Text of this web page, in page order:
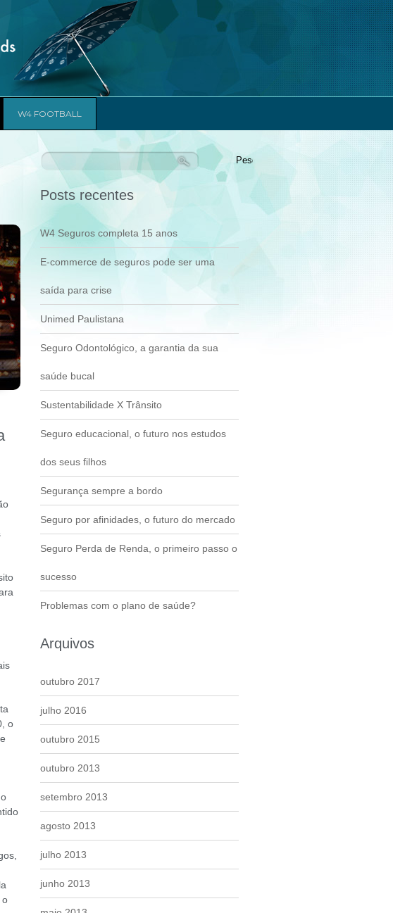
W4 FOOTBALL
o
o
Pesquisar
Posts recentes
W4 Seguros completa 15 anos
E-commerce de seguros pode ser uma
saída para crise
Unimed Paulistana
Seguro Odontológico, a garantia da sua
saúde bucal
Sustentabilidade X Trânsito
Seguro educacional, o futuro nos estudos
dos seus filhos
Segurança sempre a bordo
Seguro por afinidades, o futuro do mercado
Seguro Perda de Renda, o primeiro passo o
sucesso
Problemas com o plano de saúde?
Arquivos
outubro 2017
julho 2016
outubro 2015
outubro 2013
setembro 2013
agosto 2013
julho 2013
junho 2013